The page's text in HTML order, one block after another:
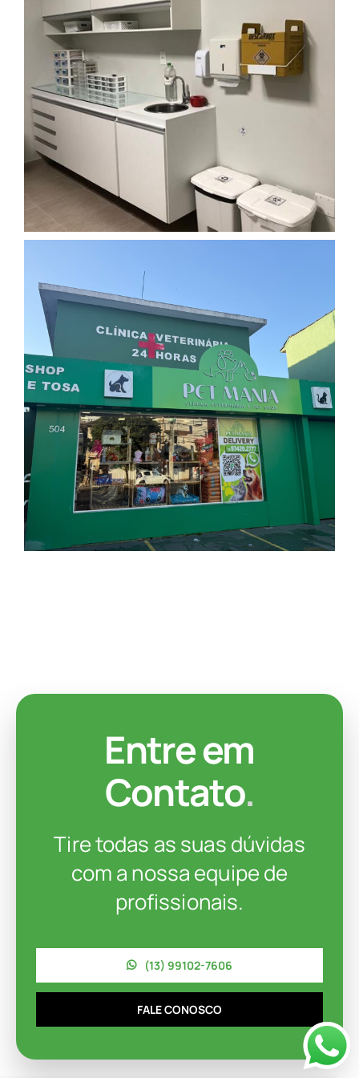
Entre em
Contato.
Tire todas as suas dúvidas
com a nossa equipe de
profissionais.
(13) 99102-7606
FALE CONOSCO